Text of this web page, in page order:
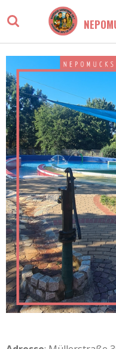
Hauptinhalt